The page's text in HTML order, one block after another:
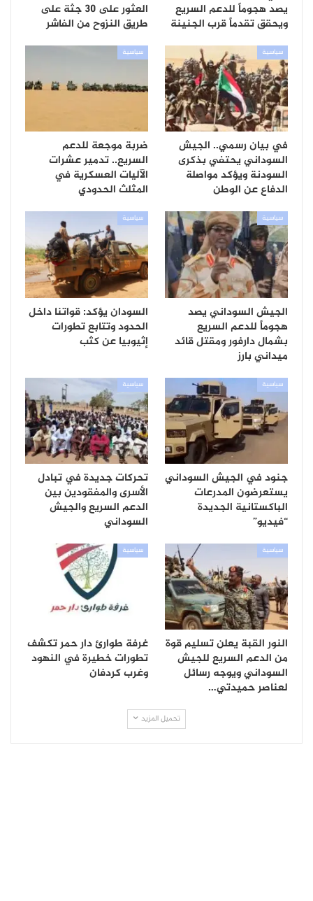
يصد هجوماً للدعم السريع
ويحقق تقدماً قرب الجنينة
العثور على 30 جثة على
طريق النزوح من الفاشر
سياسية
في بيان رسمي.. الجيش
السوداني يحتفي بذكرى
السودنة ويؤكد مواصلة
الدفاع عن الوطن
سياسية
ضربة موجعة للدعم
السريع.. تدمير عشرات
الآليات العسكرية في
المثلث الحدودي
سياسية
الجيش السوداني يصد
هجوماً للدعم السريع
بشمال دارفور ومقتل قائد
ميداني بارز
سياسية
السودان يؤكد: قواتنا داخل
الحدود وتتابع تطورات
إثيوبيا عن كثب
سياسية
جنود في الجيش السوداني
يستعرضون المدرعات
الباكستانية الجديدة
“فيديو”
سياسية
تحركات جديدة في تبادل
الأسرى والمفقودين بين
الدعم السريع والجيش
السوداني
سياسية
النور القبة يعلن تسليم قوة
من الدعم السريع للجيش
السوداني ويوجه رسائل
لعناصر حميدتي…
سياسية
غرفة طوارئ دار حمر تكشف
تطورات خطيرة في النهود
وغرب كردفان
تحميل المزيد